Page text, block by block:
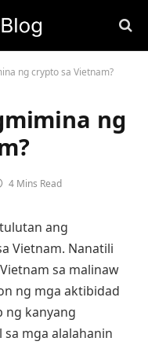
ng crypto sa Vietnam?
ng
4 Mins Read
ang
Vietnam. Nanatili
sa malinaw
ng mga aktibidad
ng kanyang
mga alalahanin